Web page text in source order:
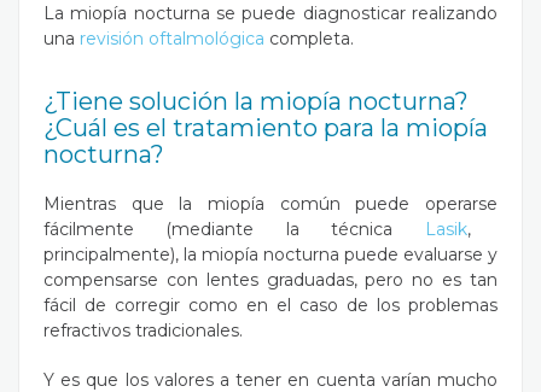
La miopía nocturna se puede diagnosticar realizando
una revisión oftalmológica completa.
¿Tiene solución la miopía nocturna?
¿Cuál es el tratamiento para la miopía
nocturna?
Mientras que la miopía comúnpuede operarse
fácilmente (mediante la técnica
Lasik,
principalmente), la miopía nocturna puede evaluarse y
compensarse con lentes graduadas, pero no es tan
fácil de corregir como en el caso de los problemas
refractivos tradicionales.
Y es que los valores a tener en cuenta varían mucho